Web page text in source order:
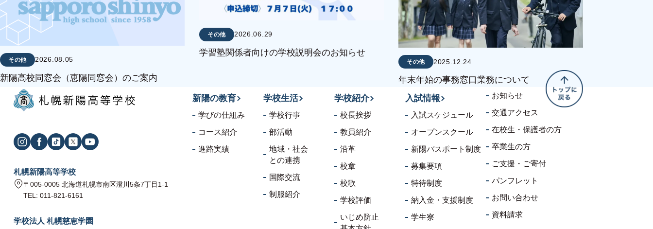
その他 2026.08.05
新陽高校同窓会（恵陽同窓会）のご案内
その他 2026.06.29
学習塾関係者向けの学校説明会のお知らせ
その他 2025.12.24
年末年始の事務窓口業務について
札幌新陽高等学校
〒005-0005 北海道札幌市南区澄川5条7丁目1-1
TEL: 011-821-6161
学校法人 札幌慈恵学園
新陽の教育
学びの仕組み
コース紹介
進路実績
学校生活
学校行事
部活動
地域・社会
との連携
国際交流
制服紹介
学校紹介
校長挨拶
教員紹介
沿革
校章
校歌
学校評価
いじめ防止
入試情報
入試スケジュール
オープンスクール
新陽パスポート制度
募集要項
特待制度
納入金・支援制度
学生寮
お知らせ
交通アクセス
在校生・保護者の方
卒業生の方
ご支援・ご寄付
パンフレット
お問い合わせ
資料請求